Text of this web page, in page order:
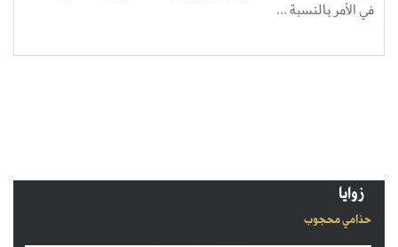
في الأمر بالنسبة ...
زوايا
حذامي محجوب